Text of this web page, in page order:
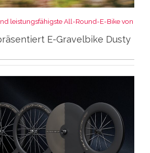
leistungsfähigste All-Round-E-Bike von
E-Gravelbike Dusty